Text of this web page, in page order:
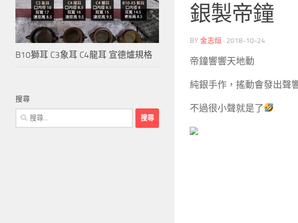
銀製帝鐘
BY 金志烜 · 2018-10-24
帝鐘響響天地動
純銀手作，搖動會發出聲
不過很小聲就是了
B10獅耳 C3象耳 C4龍耳 宣德爐規格
搜尋
搜
尋